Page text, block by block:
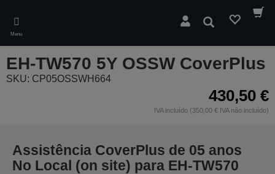
main
content
Menu
Pesquisar
EH-TW570 5Y OSSW CoverPlus
SKU: CP05OSSWH664
430,50 €
IVA incluído (350,00 € IVA não incluído)
Assistência CoverPlus de 05 anos
No Local (on site) para EH-TW570